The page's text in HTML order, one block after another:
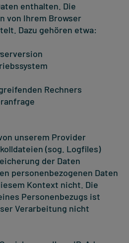
enthalten. Die
von Ihrem Browser
Dazu gehören etwa:
Rechners
unserem Provider
(sog. Logfiles)
der Daten
personenbezogenen Daten
Kontext nicht. Die
Personenbezugs ist
Verarbeitung nicht